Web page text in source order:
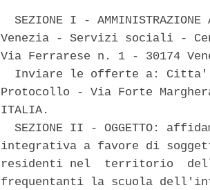
SEZIONE I - AMMINISTRAZIONE
Venezia - Servizi sociali -
Via Ferrarese n. 1 - 30174
Inviare le offerte a:
Protocollo - Via Forte
ITALIA.
SEZIONE II - OGGETTO:
integrativa a favore di
residenti nel  territorio
frequentanti la scuola